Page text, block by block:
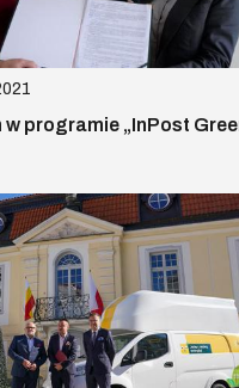
w programie „InPost